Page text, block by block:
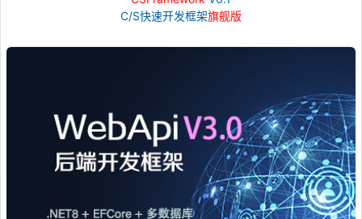
C/S快速开发框架旗舰版